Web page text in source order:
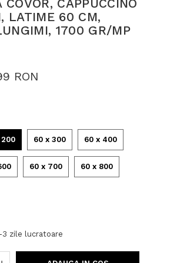
COVOR, CAPPUCCINO
LATIME 60 CM,
1700 GR/MP
RON
60 x 300 60 x 400
60 x 700 60 x 800
3 zile lucratoare